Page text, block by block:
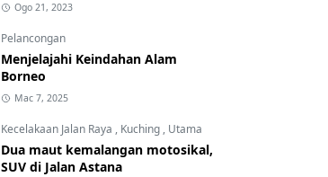
Ogo 21, 2023
Pelancongan
Menjelajahi Keindahan Alam
Borneo
Mac 7, 2025
Kecelakaan Jalan Raya , Kuching , Utama
Dua maut kemalangan motosikal,
SUV di Jalan Astana